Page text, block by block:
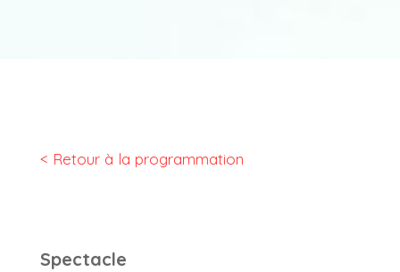
< Retour à la programmation
Spectacle